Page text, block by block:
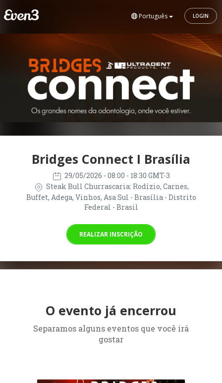
Português LOGIN
Bridges Connect I Brasília
29/05/2026 - 08:00 - 18:30 GMT-3
Steak Bull Churrascaria: Rodízio, Carnes,
Buffet, Adega, Vinhos, Asa Sul - Brasília - Distrito
Federal - Brasil
REALIZAR INSCRIÇÃO
O evento já encerrou
Separamos alguns eventos que você irá
gostar